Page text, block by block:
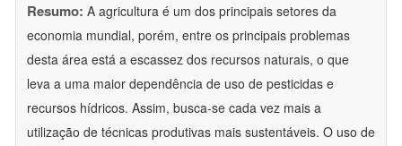
Resumo: A agricultura é um dos principais setores da
economia mundial, porém, entre os principais problemas
desta área está a escassez dos recursos naturais, o que
leva a uma maior dependência de uso de pesticidas e
recursos hídricos. Assim, busca-se cada vez mais a
utilização de técnicas produtivas mais sustentáveis. O uso de